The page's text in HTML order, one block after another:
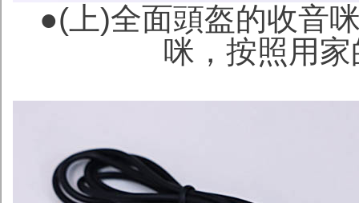
●(上)全面頭盔的收音
咪，按照用